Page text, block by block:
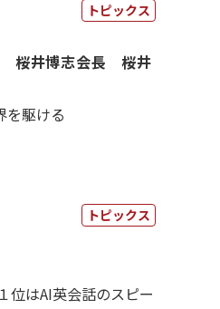
トピックス
桜井博志会長 桜井
を駆ける
トピックス
位はAI英会話のスピー